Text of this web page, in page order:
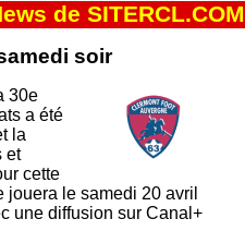
de SITERCL.COM
soir
30e
a été
la
et
cette
le samedi 20 avril
une diffusion sur Canal+